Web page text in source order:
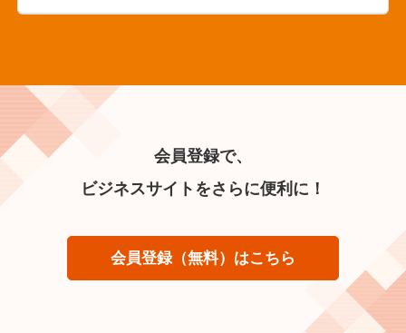
会員登録で、
ビジネスサイトをさらに便利に！
会員登録（無料）はこちら